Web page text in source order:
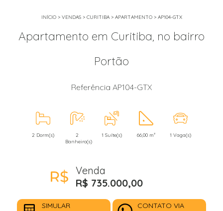
INÍCIO> VENDAS> CURITIBA> APARTAMENTO> AP104-GTX
Apartamento em Curitiba, no bairro
Portão
Referência AP104-GTX
2 Dorm(s)
2
Banheiro(s)
1 Suíte(s) 66,00 m² 1 Vaga(s)
Venda
R$ 735.000,00
SIMULAR
CONTATO VIA